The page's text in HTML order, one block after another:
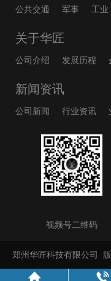
公共交通 军事 工业
关于华匠
公司介绍 发展历程
新闻资讯
公司新闻 行业资讯
视频号二维码
郑州华匠科技有限公司